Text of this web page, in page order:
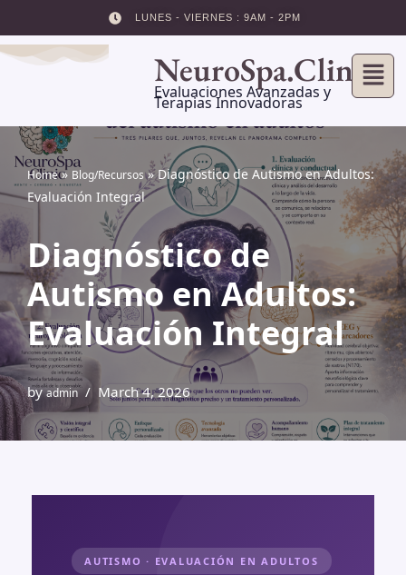
Skip
LUNES - VIERNES : 9AM - 2PM
NeuroSpa.Clinic
Evaluaciones Avanzadas y
Terapias Innovadoras
Home» Blog/Recursos»Diagnóstico de Autismo en Adultos:
Evaluación Integral
Diagnóstico de
Autismo en Adultos:
Evaluación Integral
byadmin March 4, 2026
AUTISMO · EVALUACIÓN EN ADULTOS